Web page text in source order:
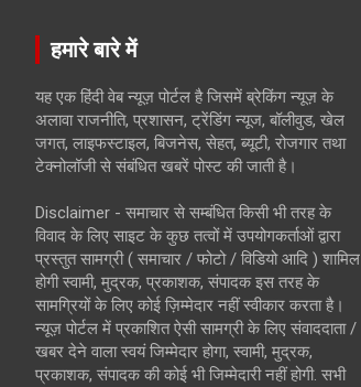
हमारे बारे में
यह एक हिंदी वेब न्यूज़ पोर्टल है जिसमें ब्रेकिंग न्यूज़ के
अलावा राजनीति, प्रशासन, ट्रेंडिंग न्यूज, बॉलीवुड, खेल
जगत, लाइफस्टाइल, बिजनेस, सेहत, ब्यूटी, रोजगार तथा
टेक्नोलॉजी से संबंधित खबरें पोस्ट की जाती है।
Disclaimer - समाचार से सम्बंधित किसी भी तरह के
विवाद के लिए साइट के कुछ तत्वों में उपयोगकर्ताओं द्वारा
प्रस्तुत सामग्री ( समाचार / फोटो / विडियो आदि ) शामिल
होगी स्वामी, मुद्रक, प्रकाशक, संपादक इस तरह के
सामग्रियों के लिए कोई ज़िम्मेदार नहीं स्वीकार करता है।
न्यूज़ पोर्टल में प्रकाशित ऐसी सामग्री के लिए संवाददाता /
खबर देने वाला स्वयं जिम्मेदार होगा, स्वामी, मुद्रक,
प्रकाशक, संपादक की कोई भी जिम्मेदारी नहीं होगी. सभी